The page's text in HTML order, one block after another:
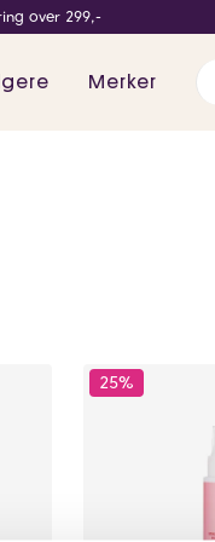
over 299,-
Merker
25%